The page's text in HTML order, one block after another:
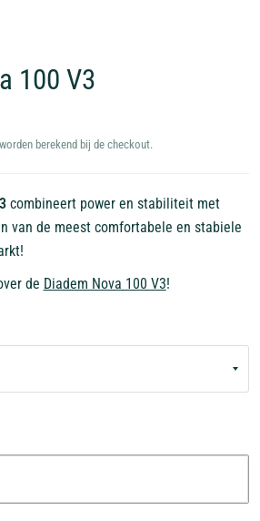
100 V3
berekend bij de checkout.
combineert power en stabiliteit met
van de meest comfortabele en stabiele
de Diadem Nova 100 V3!